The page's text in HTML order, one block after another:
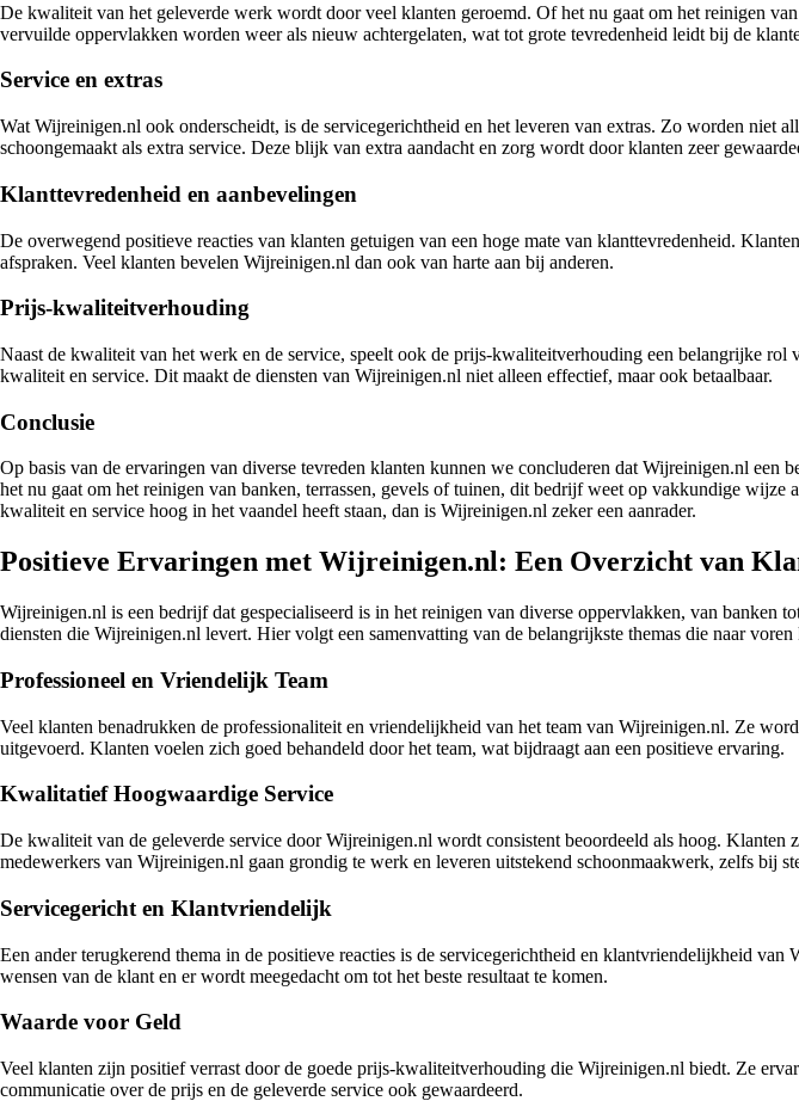
De kwaliteit van het geleverde werk wordt door veel klanten geroemd. Of het nu gaat om het reinigen
vervuilde oppervlakken worden weer als nieuw achtergelaten, wat tot grote tevredenheid leidt bij de
Service en extras
Wat Wijreinigen.nl ook onderscheidt, is de servicegerichtheid en het leveren van extras. Zo worden niet
schoongemaakt als extra service. Deze blijk van extra aandacht en zorg wordt door klanten zeer
Klanttevredenheid en aanbevelingen
De overwegend positieve reacties van klanten getuigen van een hoge mate van klanttevredenheid.
afspraken. Veel klanten bevelen Wijreinigen.nl dan ook van harte aan bij anderen.
Prijs-kwaliteitverhouding
Naast de kwaliteit van het werk en de service, speelt ook de prijs-kwaliteitverhouding een belangrijke
kwaliteit en service. Dit maakt de diensten van Wijreinigen.nl niet alleen effectief, maar ook betaalbaar.
Conclusie
Op basis van de ervaringen van diverse tevreden klanten kunnen we concluderen dat Wijreinigen.nl
het nu gaat om het reinigen van banken, terrassen, gevels of tuinen, dit bedrijf weet op vakkundige
kwaliteit en service hoog in het vaandel heeft staan, dan is Wijreinigen.nl zeker een aanrader.
Positieve Ervaringen met Wijreinigen.nl: Een Overzicht van
Wijreinigen.nl is een bedrijf dat gespecialiseerd is in het reinigen van diverse oppervlakken, van banken
diensten die Wijreinigen.nl levert. Hier volgt een samenvatting van de belangrijkste themas die naar
Professioneel en Vriendelijk Team
Veel klanten benadrukken de professionaliteit en vriendelijkheid van het team van Wijreinigen.nl. Ze
uitgevoerd. Klanten voelen zich goed behandeld door het team, wat bijdraagt aan een positieve ervaring.
Kwalitatief Hoogwaardige Service
De kwaliteit van de geleverde service door Wijreinigen.nl wordt consistent beoordeeld als hoog.
medewerkers van Wijreinigen.nl gaan grondig te werk en leveren uitstekend schoonmaakwerk, zelfs bij
Servicegericht en Klantvriendelijk
Een ander terugkerend thema in de positieve reacties is de servicegerichtheid en klantvriendelijkheid
wensen van de klant en er wordt meegedacht om tot het beste resultaat te komen.
Waarde voor Geld
Veel klanten zijn positief verrast door de goede prijs-kwaliteitverhouding die Wijreinigen.nl biedt. Ze
communicatie over de prijs en de geleverde service ook gewaardeerd.